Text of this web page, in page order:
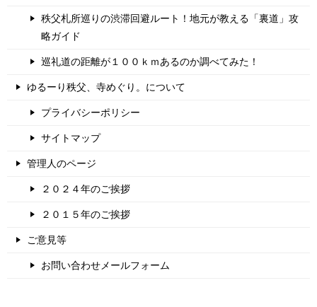
秩父札所巡りの渋滞回避ルート！地元が教える「裏道」攻
略ガイド
巡礼道の距離が１００ｋｍあるのか調べてみた！
ゆるーり秩父、寺めぐり。について
プライバシーポリシー
サイトマップ
管理人のページ
２０２４年のご挨拶
２０１５年のご挨拶
ご意見等
お問い合わせメールフォーム